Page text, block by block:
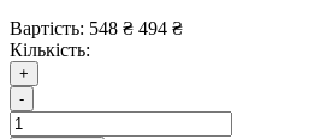
Вартість: 548 ₴ 494 ₴
Кількість:
+
-